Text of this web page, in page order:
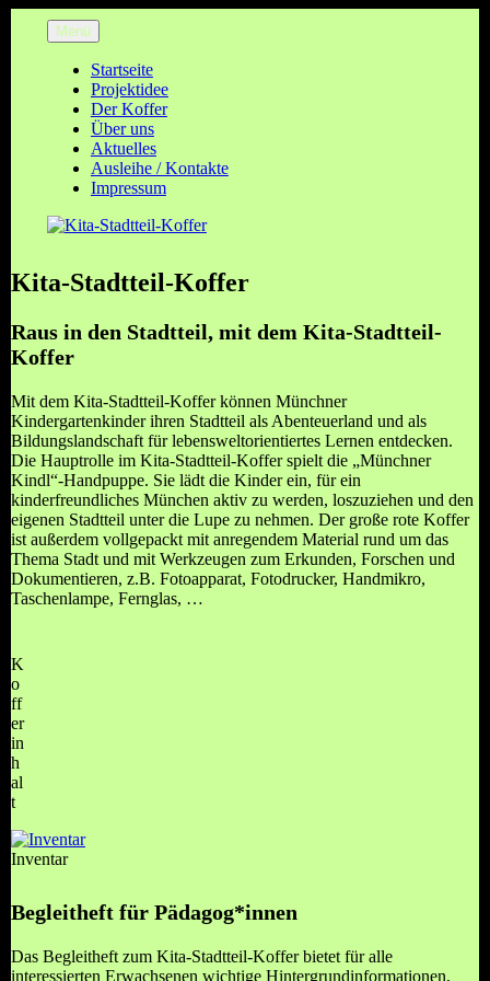
Inhalt
Kita-Stadtteil-Koffer
Kinder entdecken und gestalten ihren Stadtteil
Menü
Startseite
Projektidee
Der Koffer
Über uns
Aktuelles
Ausleihe / Kontakte
Impressum
Kita-Stadtteil-Koffer
Raus in den Stadtteil, mit dem Kita-Stadtteil-
Koffer
Mit dem Kita-Stadtteil-Koffer können Münchner
Kindergartenkinder ihren Stadtteil als Abenteuerland und als
Bildungslandschaft für lebensweltorientiertes Lernen entdecken.
Die Hauptrolle im Kita-Stadtteil-Koffer spielt die „Münchner
Kindl“-Handpuppe. Sie lädt die Kinder ein, für ein
kinderfreundliches München aktiv zu werden, loszuziehen und den
eigenen Stadtteil unter die Lupe zu nehmen. Der große rote Koffer
ist außerdem vollgepackt mit anregendem Material rund um das
Thema Stadt und mit Werkzeugen zum Erkunden, Forschen und
Dokumentieren, z.B. Fotoapparat, Fotodrucker, Handmikro,
Taschenlampe, Fernglas, …
K
o
ff
er
in
h
al
t
Inventar
Begleitheft für Pädagog*innen
Das Begleitheft zum Kita-Stadtteil-Koffer bietet für alle
interessierten Erwachsenen wichtige Hintergrundinformationen,